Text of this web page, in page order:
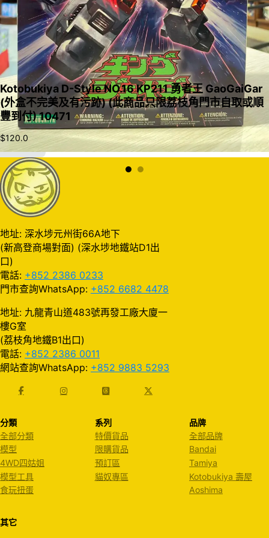
入購物車
Kotobukiya D-Style NO.16 KP211 勇者王 GaoGaiGar
(外盒不完美及有污跡) (此商品只限荔枝角門市自取或順
豐到付) 10471
$120.0
地址: 深水埗元州街66A地下
(新高登商場對面) (深水埗地鐵站D1出
口)
電話: +852 2386 0233
門市查詢WhatsApp: +852 6682 4478
地址: 九龍青山道483號再發工廠大廈一
樓G室
(荔枝角地鐵B1出口)
電話: +852 2386 0011
網站查詢WhatsApp: +852 9883 5293
分類
全部分類
模型
4WD四姑姐
模型工具
食玩扭蛋
系列
特價貨品
限購貨品
預訂區
貓奴專區
品牌
全部品牌
Bandai
Tamiya
Kotobukiya 壽屋
Aoshima
其它